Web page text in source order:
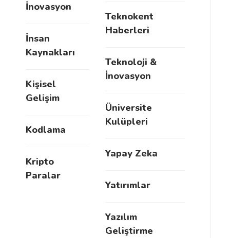
İnovasyon
İnsan
Kaynakları
Kişisel
Gelişim
Kodlama
Kripto
Paralar
Teknokent
Haberleri
Teknoloji &
İnovasyon
Üniversite
Kulüpleri
Yapay Zeka
Yatırımlar
Yazılım
Geliştirme